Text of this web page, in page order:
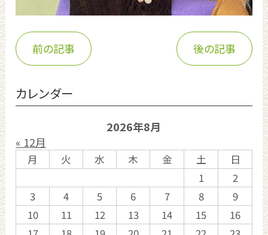
前の記事 後の記事
カレンダー
2026年8月
« 12月
月 火 水 木 金 土
日
1
2
3
4 5 6 7 8
9
10
11 12 13 14 15
16